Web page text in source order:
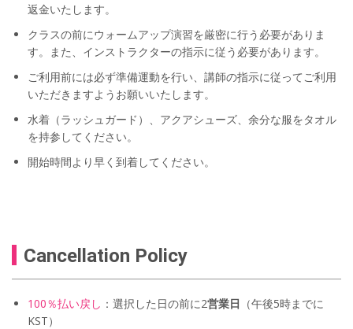
返金いたします。
クラスの前にウォームアップ演習を厳密に行う必要がありま
す。また、インストラクターの指示に従う必要があります。
ご利用前には必ず準備運動を行い、講師の指示に従ってご利用
いただきますようお願いいたします。
水着（ラッシュガード）、アクアシューズ、余分な服をタオル
を持参してください。
開始時間より早く到着してください。
Cancellation Policy
100％払い戻し ：選択した日の前に2営業日 （午後5時までに
KST）